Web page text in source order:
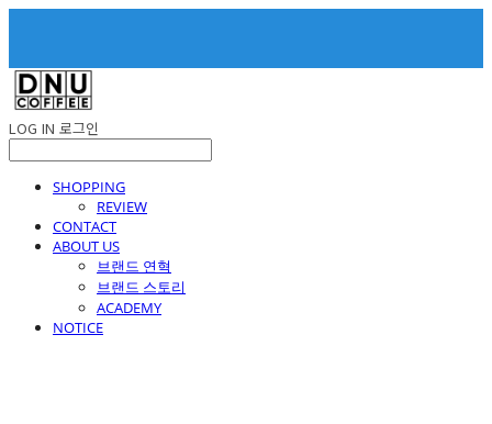
LOG IN 로그인
SHOPPING
REVIEW
CONTACT
ABOUT US
브랜드 연혁
브랜드 스토리
ACADEMY
NOTICE